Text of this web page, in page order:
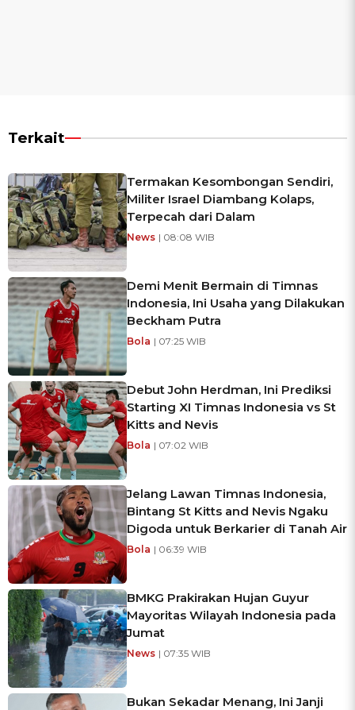
Terkait
Termakan Kesombongan Sendiri,
Militer Israel Diambang Kolaps,
Terpecah dari Dalam
News | 08:08 WIB
Demi Menit Bermain di Timnas
Indonesia, Ini Usaha yang Dilakukan
Beckham Putra
Bola | 07:25 WIB
Debut John Herdman, Ini Prediksi
Starting XI Timnas Indonesia vs St
Kitts and Nevis
Bola | 07:02 WIB
Jelang Lawan Timnas Indonesia,
Bintang St Kitts and Nevis Ngaku
Digoda untuk Berkarier di Tanah Air
Bola | 06:39 WIB
BMKG Prakirakan Hujan Guyur
Mayoritas Wilayah Indonesia pada
Jumat
News | 07:35 WIB
Bukan Sekadar Menang, Ini Janji